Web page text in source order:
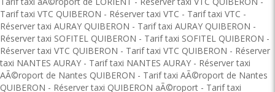
Tarif taxi VTC QUIBERON - Réserver taxi VTC - Tarif taxi VTC -
Réserver taxi AURAY QUIBERON - Tarif taxi AURAY QUIBERON -
Réserver taxi SOFITEL QUIBERON - Tarif taxi SOFITEL QUIBERON -
Réserver taxi VTC QUIBERON - Tarif taxi VTC QUIBERON - Réserver
taxi NANTES AURAY - Tarif taxi NANTES AURAY - Réserver taxi
AÃ©roport de Nantes QUIBERON - Tarif taxi AÃ©roport de Nantes
QUIBERON - Réserver taxi QUIBERON aÃ©roport - Tarif taxi